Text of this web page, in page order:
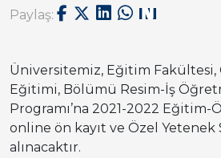
Paylaş:
Üniversitemiz, Eğitim Fakültesi,
Eğitimi, Bölümü Resim-İş
Programı’na 2021-2022 Eğitim-
online ön kayıt ve Özel Yetenek
alınacaktır.